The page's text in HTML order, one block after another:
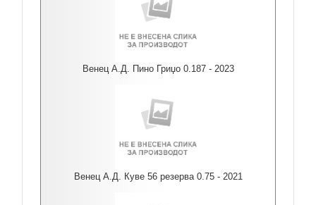
Венец А.Д. Пино Гриџо 0.187 - 2023
Венец А.Д. Куве 56 резерва 0.75 - 2021